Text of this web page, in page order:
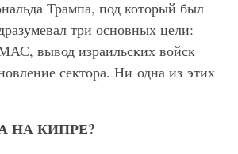
Трампа, под который был
три основных цели:
вывод израильских войск
сектора. Ни одна из этих
НА КИПРЕ?